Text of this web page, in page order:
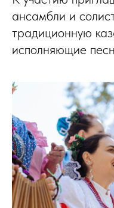
ансамбли и
традиционную
исполняющие